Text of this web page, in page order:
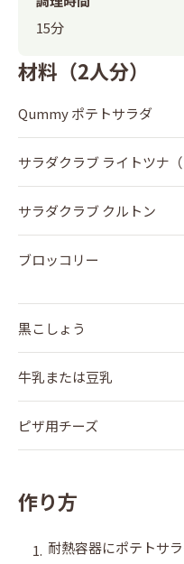
材料（2人分）
Qummy ポテトサラダ
サラダクラブ ライトツナ（
サラダクラブ クルトン
ブロッコリー
黒こしょう
牛乳または豆乳
ピザ用チーズ
作り方
1. 耐熱容器にポテトサ
15分